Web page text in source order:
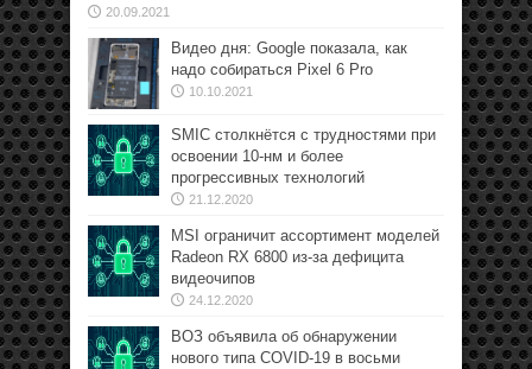
20.09.2021
Видео дня: Google показала, как
надо собираться Pixel 6 Pro
10.10.2021
SMIC столкнётся с трудностями при
освоении 10-нм и более
прогрессивных технологий
21.12.2020
MSI ограничит ассортимент моделей
Radeon RX 6800 из-за дефицита
видеочипов
24.12.2020
ВОЗ объявила об обнаружении
нового типа COVID-19 в восьми